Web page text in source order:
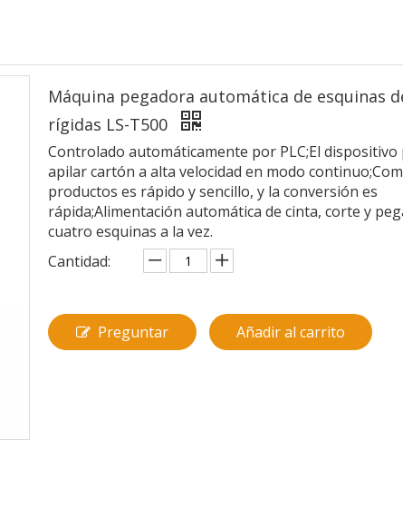
Máquina pegadora automática de esquinas
rígidas LS-T500
Controlado automáticamente por PLC;El dispositivo
apilar cartón a alta velocidad en modo
productos es rápido y sencillo, y la conversión es
rápida;Alimentación automática de cinta, corte y
cuatro esquinas a la vez.
Cantidad:
Preguntar Añadir al carrito